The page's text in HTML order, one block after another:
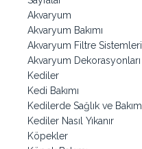
Akvaryum
Akvaryum Bakımı
Akvaryum Filtre Sistemleri
Akvaryum Dekorasyonları
Kediler
Kedi Bakımı
Kedilerde Sağlık ve Bakım
Kediler Nasıl Yıkanır
Köpekler